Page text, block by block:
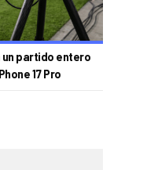
partido entero
17 Pro